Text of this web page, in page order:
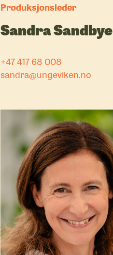
Produksjonsleder
Sandra Sandbye
+47 417 68 008
sandra@ungeviken.no